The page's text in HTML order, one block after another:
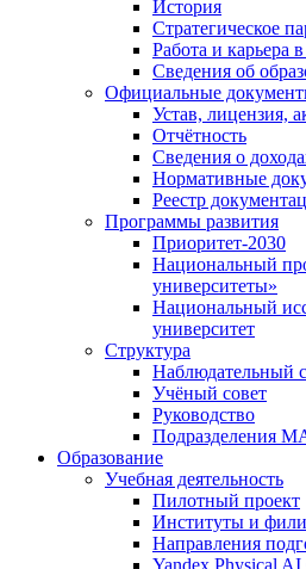
История
Стратегическое
Работа и
Сведения об
Официальные
Устав, лицензия,
Отчётность
Сведения о
Нормативные
Реестр
Программы развития
Приоритет-2030
Национальный
университеты»
Национальный
университет
Структура
Наблюдательный
Учёный совет
Руководство
Подразделения
Образование
Учебная деятельность
Пилотный проект
Институты и
Направления